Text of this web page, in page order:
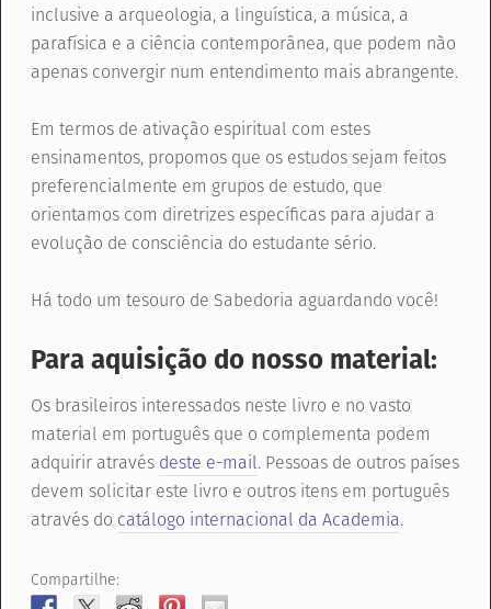
inclusive a arqueologia, a linguística, a música, a
parafísica e a ciência contemporânea, que podem não
apenas convergir num entendimento mais abrangente.
Em termos de ativação espiritual com estes
ensinamentos, propomos que os estudos sejam feitos
preferencialmente em grupos de estudo, que
orientamos com diretrizes específicas para ajudar a
evolução de consciência do estudante sério.
Há todo um tesouro de Sabedoria aguardando você!
Para aquisição do nosso material:
Os brasileiros interessados neste livro e no vasto
material em português que o complementa podem
adquirir através deste e-mail. Pessoas de outros países
devem solicitar este livro e outros itens em português
através do catálogo internacional da Academia.
Compartilhe: